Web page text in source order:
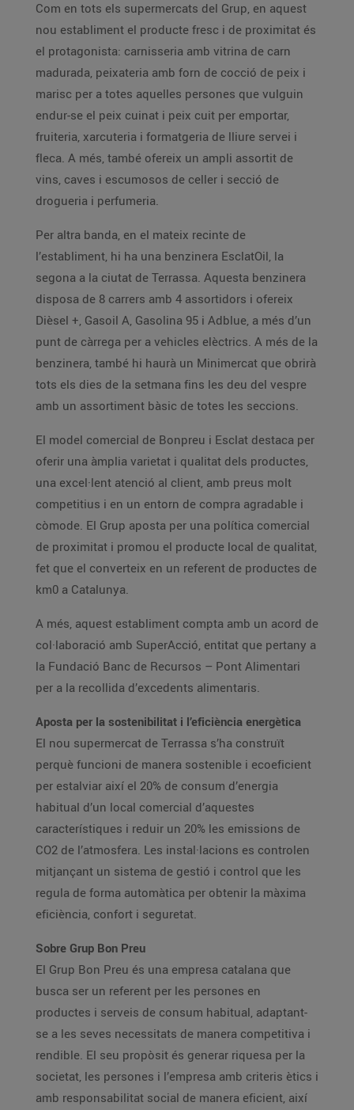
Com en tots els supermercats del Grup, en aquest
nou establiment el producte fresc i de proximitat és
el protagonista: carnisseria amb vitrina de carn
madurada, peixateria amb forn de cocció de peix i
marisc per a totes aquelles persones que vulguin
endur-se el peix cuinat i peix cuit per emportar,
fruiteria, xarcuteria i formatgeria de lliure servei i
fleca. A més, també ofereix un ampli assortit de
vins, caves i escumosos de celler i secció de
drogueria i perfumeria.
Per altra banda, en el mateix recinte de
l’establiment, hi ha una benzinera EsclatOil, la
segona a la ciutat de Terrassa. Aquesta benzinera
disposa de 8 carrers amb 4 assortidors i ofereix
Dièsel +, Gasoil A, Gasolina 95 i Adblue, a més d’un
punt de càrrega per a vehicles elèctrics. A més de la
benzinera, també hi haurà un Minimercat que obrirà
tots els dies de la setmana fins les deu del vespre
amb un assortiment bàsic de totes les seccions.
El model comercial de Bonpreu i Esclat destaca per
oferir una àmplia varietat i qualitat dels productes,
una excel·lent atenció al client, amb preus molt
competitius i en un entorn de compra agradable i
còmode. El Grup aposta per una política comercial
de proximitat i promou el producte local de qualitat,
fet que el converteix en un referent de productes de
km0 a Catalunya.
A més, aquest establiment compta amb un acord de
col·laboració amb SuperAcció, entitat que pertany a
la Fundació Banc de Recursos – Pont Alimentari
per a la recollida d’excedents alimentaris.
Aposta per la sostenibilitat i l’eficiència energètica
El nou supermercat de Terrassa s’ha construït
perquè funcioni de manera sostenible i ecoeficient
per estalviar així el 20% de consum d’energia
habitual d’un local comercial d’aquestes
característiques i reduir un 20% les emissions de
CO2 de l’atmosfera. Les instal·lacions es controlen
mitjançant un sistema de gestió i control que les
regula de forma automàtica per obtenir la màxima
eficiència, confort i seguretat.
Sobre Grup Bon Preu
El Grup Bon Preu és una empresa catalana que
busca ser un referent per les persones en
productes i serveis de consum habitual, adaptant-
se a les seves necessitats de manera competitiva i
rendible. El seu propòsit és generar riquesa per la
societat, les persones i l’empresa amb criteris ètics i
amb responsabilitat social de manera eficient, així